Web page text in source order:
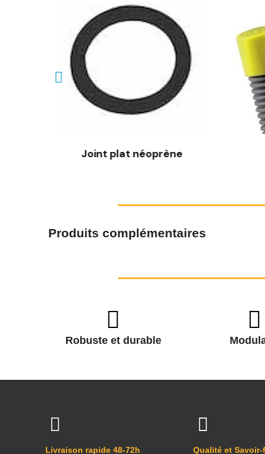
Joint plat néoprène
Produits complémentaires
Robuste et durable
Livraison rapide 48-72h Qualité et Savoir-